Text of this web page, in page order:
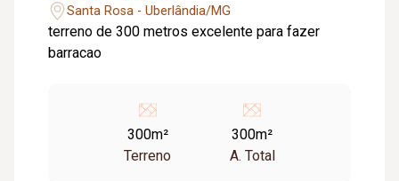
Santa Rosa - Uberlândia/MG
terreno de 300 metros excelente para fazer
barracao
300m²
Terreno
300m²
A. Total